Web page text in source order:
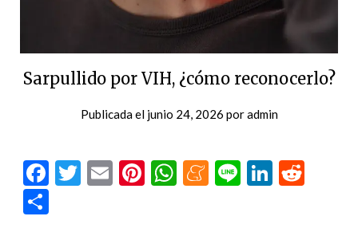
Sarpullido por VIH, ¿cómo reconocerlo?
Publicada el junio 24, 2026 poradmin
Facebook
Twitter
EmailPinterest
WhatsApp
Meneame
Line